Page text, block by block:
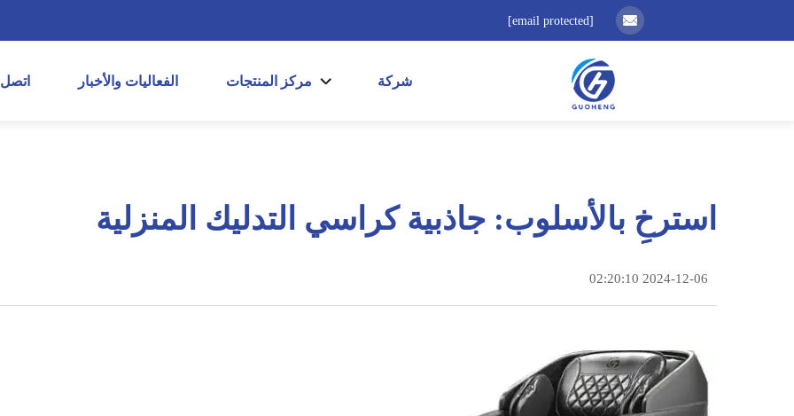
[email protected]
شركة مركز المنتجات الفعاليات والأخبار اتصل
استرخِ بالأسلوب: جاذبية كراسي التدليك المنزلية
2024-12-06 02:20:10